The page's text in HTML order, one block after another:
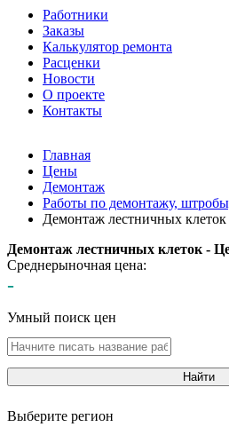
Работники
Заказы
Калькулятор ремонта
Расценки
Новости
О проекте
Контакты
Главная
Цены
Демонтаж
Работы по демонтажу,
Демонтаж лестничных клеток
Демонтаж лестничных клеток -
Среднерыночная цена:
-
Умный поиск цен
Найти
Выберите регион